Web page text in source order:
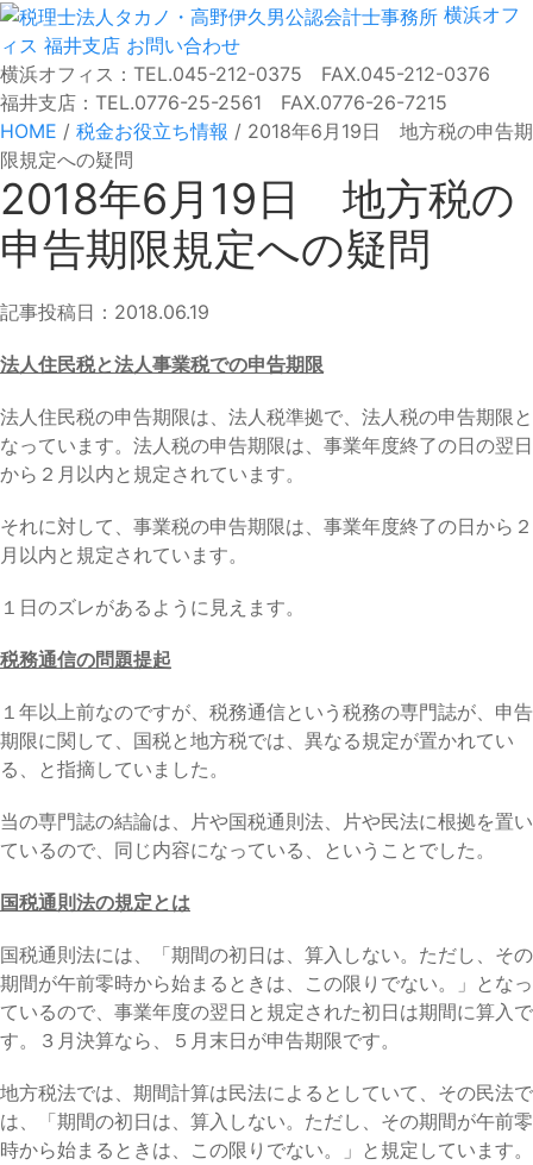
横浜オフ
ィス 福井支店 お問い合わせ
横浜オフィス：TEL.045-212-0375 FAX.045-212-0376
福井支店：TEL.0776-25-2561 FAX.0776-26-7215
HOME / 税金お役立ち情報 / 2018年6月19日 地方税の申告期
限規定への疑問
2018年6月19日 地方税の
申告期限規定への疑問
記事投稿日：2018.06.19
法人住民税と法人事業税での申告期限
法人住民税の申告期限は、法人税準拠で、法人税の申告期限と
なっています。法人税の申告期限は、事業年度終了の日の翌日
から２月以内と規定されています。
それに対して、事業税の申告期限は、事業年度終了の日から２
月以内と規定されています。
１日のズレがあるように見えます。
税務通信の問題提起
１年以上前なのですが、税務通信という税務の専門誌が、申告
期限に関して、国税と地方税では、異なる規定が置かれてい
る、と指摘していました。
当の専門誌の結論は、片や国税通則法、片や民法に根拠を置い
ているので、同じ内容になっている、ということでした。
国税通則法の規定とは
国税通則法には、「期間の初日は、算入しない。ただし、その
期間が午前零時から始まるときは、この限りでない。」となっ
ているので、事業年度の翌日と規定された初日は期間に算入で
す。３月決算なら、５月末日が申告期限です。
地方税法では、期間計算は民法によるとしていて、その民法で
は、「期間の初日は、算入しない。ただし、その期間が午前零
時から始まるときは、この限りでない。」と規定しています。